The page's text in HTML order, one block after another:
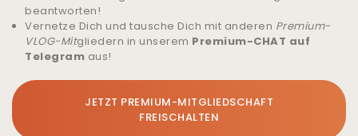
beantworten!
Vernetze Dich und tausche Dich mit anderen Premium-
VLOG-Mitgliedern in unserem Premium-CHAT auf
Telegram aus!
JETZT PREMIUM-MITGLIEDSCHAFT
FREISCHALTEN